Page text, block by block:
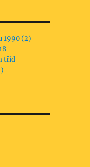
1990 (2)
tříd